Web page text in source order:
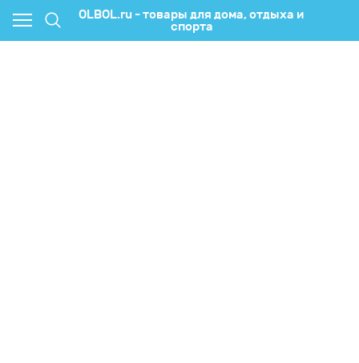
OLBOL.ru - товары для дома, отдыха и
спорта